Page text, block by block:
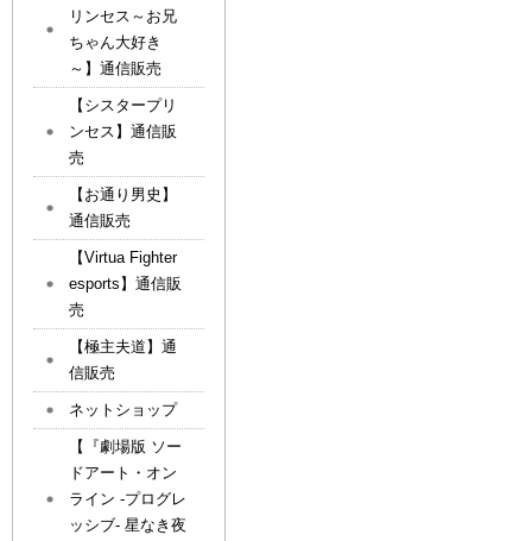
リンセス～お兄
ちゃん大好き
～】通信販売
【シスタープリ
ンセス】通信販
売
【お通り男史】
通信販売
【Virtua Fighter
esports】通信販
売
【極主夫道】通
信販売
ネットショップ
【『劇場版 ソー
ドアート・オン
ライン -プログレ
ッシブ- 星なき夜